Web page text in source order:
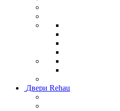
Двери Rehau